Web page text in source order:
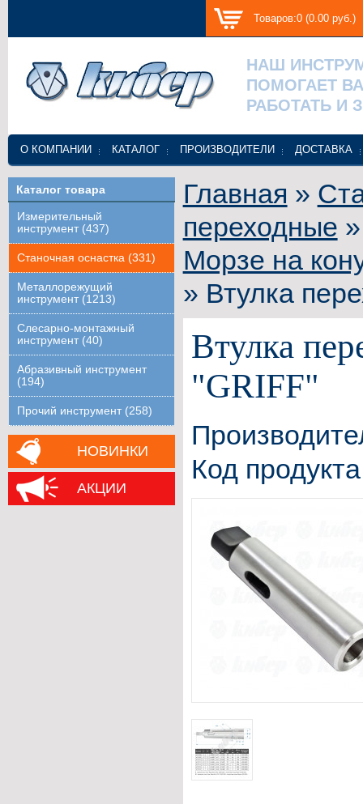
Товаров:0 (0.00 руб.)
НАШ
ПОМОГАЕТ
РАБОТАТЬ И
О КОМПАНИИ КАТАЛОГ ПРОИЗВОДИТЕЛИ ДОСТАВКА
Каталог товара
Измерительный
инструмент (437)
Станочная оснастка (331)
Металлорежущий
инструмент (1213)
Слесарно-монтажный
инструмент (40)
Абразивный инструмент
(194)
Прочий инструмент (258)
НОВИНКИ
АКЦИИ
Главная »
переходные
Морзе на
» Втулка
Втулка
"GRIFF"
Код